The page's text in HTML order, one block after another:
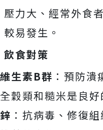
壓力大、經常外食
較易發生。
飲食對策
維生素B群 ：預防潰
全穀類和糙米是良好
鋅 ：抗病毒、修復